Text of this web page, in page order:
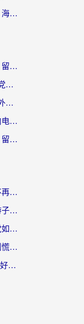
在印度怎么玩御龙在天手游？海外党畅玩国服的终极生存指南
海外看优酷有限版权总被卡？留学生亲测有效的回国加速器选择指南
在国外如何登录12123？海外党必备的回国加速实用指南
国外登录不了交管12123？海外华人亲测有效的回国加速器选择指南
海外党必看：在国外想看国内电视剧用什么软件？3步解决地域限制
怎么在海外看哔哩哔哩动漫？留学生亲测有效的回国加速方案
海外党必看：在线翻墙回国不再难！教你选对加速器无缝刷国内资源
云极和六毫秒好用吗？海外游子解锁国内资源的真实答案
Ubuntu翻墙回国攻略：海外党如何选对加速器，无缝刷国内剧玩游戏？
归雁加速器怎么用不了了？别慌，这篇指南教你如何丝滑“回家”
海外党必看：斧牛和ChickCN好用吗？3款热门加速器实测+番茄加速器深度体验